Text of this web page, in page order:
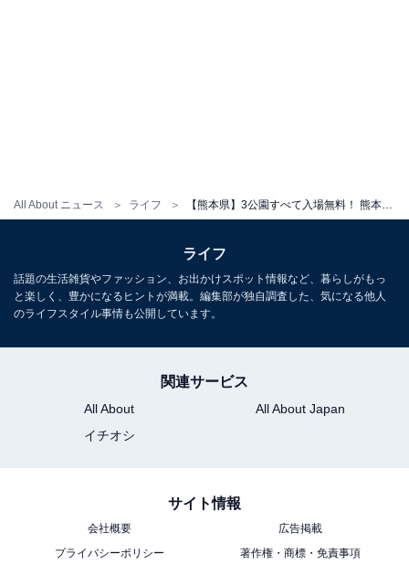
All About ニュース ライフ
※農産物直売所あぷりぃ・伝承工芸館：第2火曜休（年
※その他施設は主に火曜休（施設により異なります）
アクセス
所在地：熊本県山鹿市菊鹿町下内田733
※老朽化によりビッグキャニオン以外の遊具は撤去。再
整備も計画中
陶芸体験・各種体験：別途料金（詳細はお問い合わせく
ライフ
話題の生活雑貨やファッション、お出かけスポット情報など、暮らしがもっ
と楽しく、豊かになるヒントが満載。編集部が独自調査した、気になる他人
のライフスタイル事情も公開しています。
関連サービス
All About
All About Japan
イチオシ
サイト情報
会社概要
広告掲載
プライバシーポリシー
著作権・商標・免責事項